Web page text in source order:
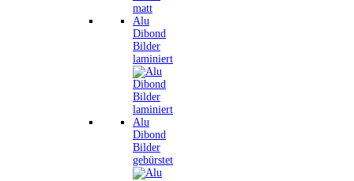
Alu
Dibond
Bilder
laminiert
Alu
Dibond
Bilder
gebürstet